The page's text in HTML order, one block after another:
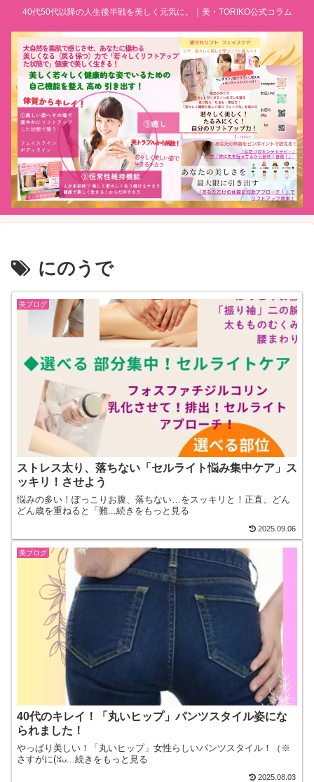
40代50代以降の人生後半戦を美しく元気に。｜美・TORIKO公式コラム
にのうで
美ブログ
ストレス太り、落ちない「セルライト悩み集中ケア」ス
ッキリ！させよう
悩みの多い！ぽっこりお腹、落ちない…をスッキリと！正直、どん
どん歳を重ねると「難...続きをもっと見る
2025.09.06
美ブログ
40代のキレイ！「丸いヒップ」パンツスタイル姿にな
られました！
やっぱり美しい！「丸いヒップ」女性らしいパンツスタイル！（※
さすがに(⁠⁠ꈍ⁠ᴗ...続きをもっと見る
2025.08.03